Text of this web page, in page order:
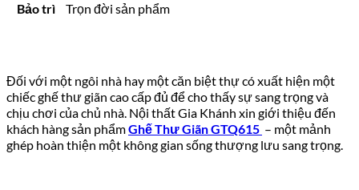
Bảo trì Trọn đời sản phẩm
Đối với một ngôi nhà hay một căn biệt thự có xuất hiện một
chiếc ghế thư giãn cao cấp đủ để cho thấy sự sang trọng và
chịu chơi của chủ nhà. Nội thất Gia Khánh xin giới thiệu đến
khách hàng sản phẩmGhế Thư Giãn GTQ615 – một mảnh
ghép hoàn thiện một không gian sống thượng lưu sang trọng.